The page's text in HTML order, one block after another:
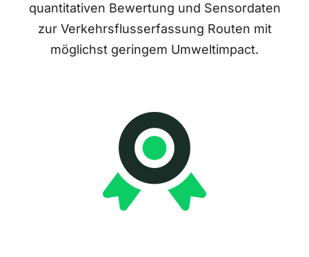
quantitativen Bewertung und Sensordaten
zur Verkehrsflusserfassung Routen mit
möglichst geringem Umweltimpact.